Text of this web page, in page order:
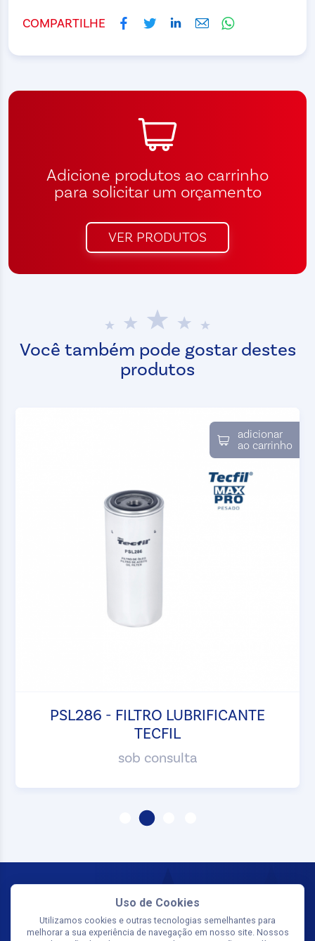
COMPARTILHE
Adicione produtos ao carrinho
para solicitar um orçamento
VER PRODUTOS
Você também pode gostar destes
produtos
adicionar
ao carrinho
PSL286 - FILTRO LUBRIFICANTE
TECFIL
sob consulta
Uso de Cookies
Utilizamos cookies e outras tecnologias semelhantes para
melhorar a sua experiência de navegação em nosso site. Nossos